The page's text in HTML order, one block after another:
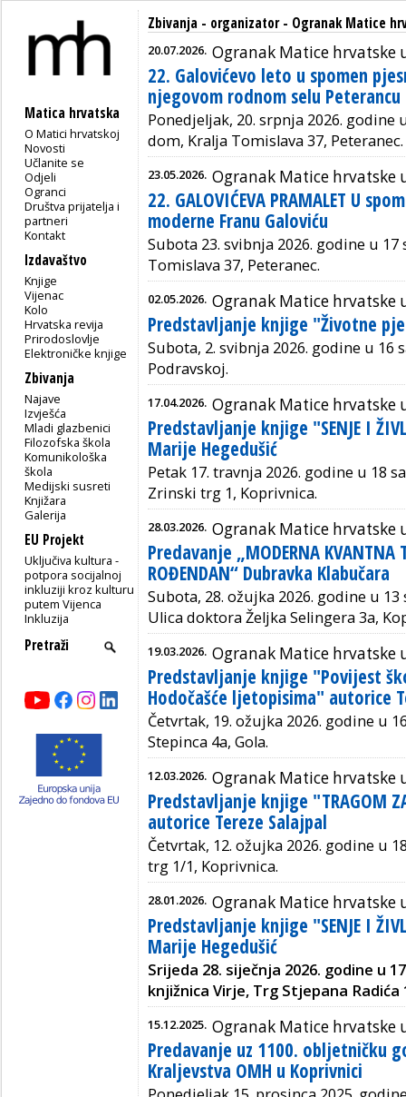
Matica hrvatska
O Matici hrvatskoj
Novosti
Učlanite se
Odjeli
Ogranci
Društva prijatelja i
partneri
Kontakt
Izdavaštvo
Knjige
Vijenac
Kolo
Hrvatska revija
Prirodoslovlje
Elektroničke knjige
Zbivanja
Najave
Izvješća
Mladi glazbenici
Filozofska škola
Komunikološka
škola
Medijski susreti
Knjižara
Galerija
EU Projekt
Uključiva kultura -
potpora socijalnoj
inkluziji kroz kulturu
putem Vijenca
Inkluzija
Zbivanja - organizator - Ogranak Matice
20.07.2026. Ogranak Matice hrvatske
22. Galovićevo leto u spomen
njegovom rodnom selu Peterancu
Ponedjeljak, 20. srpnja 2026. godine
dom, Kralja Tomislava 37, Peteranec.
23.05.2026. Ogranak Matice hrvatske
22. GALOVIĆEVA PRAMALET U
moderne Franu Galoviću
Subota 23. svibnja 2026. godine u
Tomislava 37, Peteranec.
02.05.2026. Ogranak Matice hrvatske
Predstavljanje knjige "Životne
Subota, 2. svibnja 2026. godine u
Podravskoj.
17.04.2026. Ogranak Matice hrvatske
Predstavljanje knjige "SENJE I
Marije Hegedušić
Petak 17. travnja 2026. godine u 18
Zrinski trg 1, Koprivnica.
28.03.2026. Ogranak Matice hrvatske
Predavanje „MODERNA KVANTNA
ROĐENDAN“ Dubravka Klabučara
Subota, 28. ožujka 2026. godine u 13
Ulica doktora Željka Selingera 3a,
19.03.2026. Ogranak Matice hrvatske
Predstavljanje knjige "Povijest
Hodočašće ljetopisima" autorice
Četvrtak, 19. ožujka 2026. godine u
Stepinca 4a, Gola.
12.03.2026. Ogranak Matice hrvatske
Predstavljanje knjige "TRAGOM
autorice Tereze Salajpal
Četvrtak, 12. ožujka 2026. godine u
trg 1/1, Koprivnica.
28.01.2026. Ogranak Matice hrvatske
Predstavljanje knjige "SENJE I
Marije Hegedušić
Srijeda 28. siječnja 2026. godine u
knjižnica Virje, Trg Stjepana Radića
15.12.2025. Ogranak Matice hrvatske
Predavanje uz 1100. obljetničku
Kraljevstva OMH u Koprivnici